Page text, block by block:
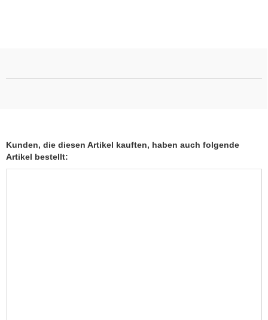
Kunden, die diesen Artikel kauften, haben auch folgende
Artikel bestellt: